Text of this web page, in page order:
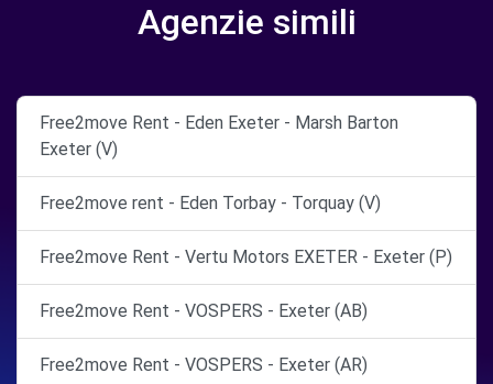
Agenzie simili
Free2move Rent - Eden Exeter - Marsh Barton
Exeter (V)
Free2move rent - Eden Torbay - Torquay (V)
Free2move Rent - Vertu Motors EXETER - Exeter (P)
Free2move Rent - VOSPERS - Exeter (AB)
Free2move Rent - VOSPERS - Exeter (AR)